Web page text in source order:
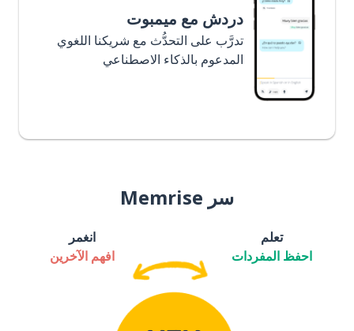
دردش مع ميمبوت
تدرَّب على التحدُّث مع شريكنا اللغوي
المدعوم بالذكاء الاصطناعي
سر Memrise
تعلم
احفظ المفردات
انغمر
افهم الآخرين